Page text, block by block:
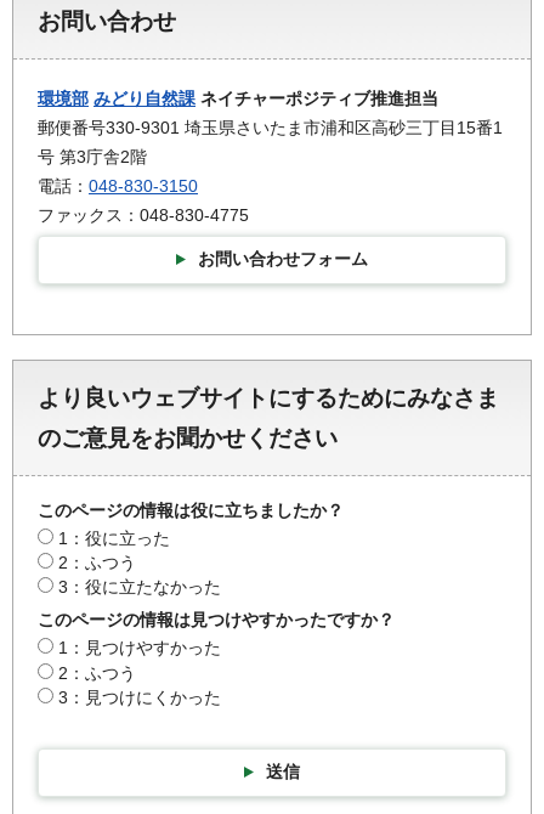
お問い合わせ
環境部 みどり自然課 ネイチャーポジティブ推進担当
郵便番号330-9301 埼玉県さいたま市浦和区高砂三丁目15番1
号 第3庁舎2階
電話： 048-830-3150
ファックス：048-830-4775
お問い合わせフォーム
より良いウェブサイトにするためにみなさま
のご意見をお聞かせください
このページの情報は役に立ちましたか？
1：役に立った
2：ふつう
3：役に立たなかった
このページの情報は見つけやすかったですか？
1：見つけやすかった
2：ふつう
3：見つけにくかった
送信